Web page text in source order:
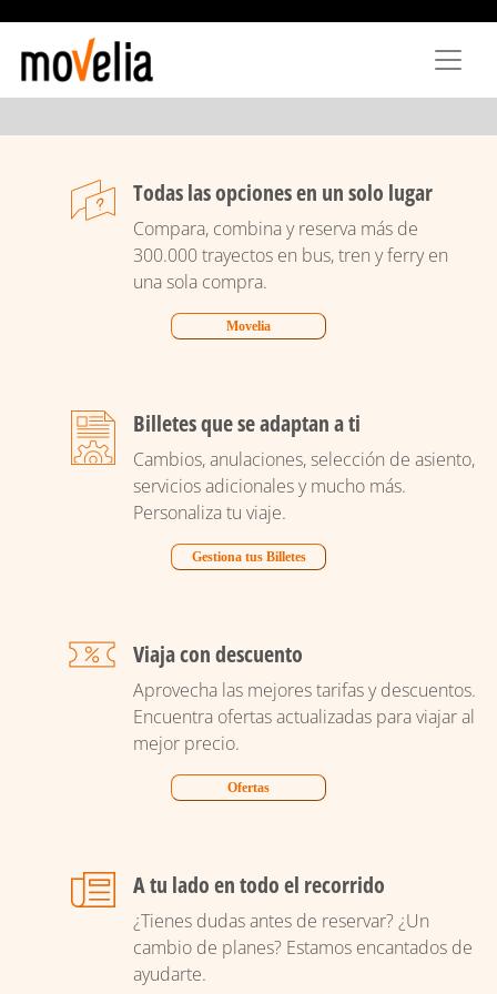
principal
Todas las opciones en un solo lugar
Compara, combina y reserva más de
300.000 trayectos en bus, tren y ferry en
una sola compra.
Movelia
Billetes que se adaptan a ti
Cambios, anulaciones, selección de asiento,
servicios adicionales y mucho más.
Personaliza tu viaje.
Gestiona tus Billetes
Viaja con descuento
Aprovecha las mejores tarifas y descuentos.
Encuentra ofertas actualizadas para viajar al
mejor precio.
Ofertas
A tu lado en todo el recorrido
¿Tienes dudas antes de reservar? ¿Un
cambio de planes? Estamos encantados de
ayudarte.